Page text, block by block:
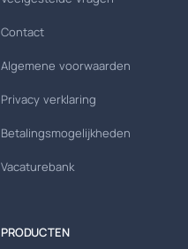
Contact
Algemene voorwaarden
Privacy verklaring
Betalingsmogelijkheden
Vacaturebank
PRODUCTEN